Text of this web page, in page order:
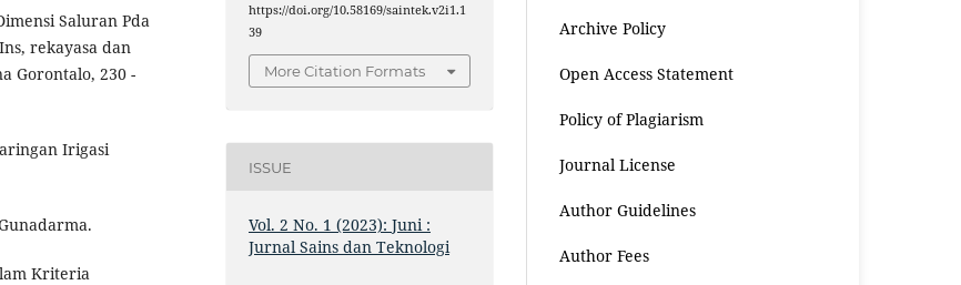
Saluran Pda
rekayasa dan
Gorontalo, 230 -
Irigasi
Kriteria
https://doi.org/10.58169/saintek.v2i1.1
39
More Citation Formats
ISSUE
Vol. 2 No. 1 (2023): Juni :
Jurnal Sains dan Teknologi
Archive Policy
Open Access Statement
Policy of Plagiarism
Journal License
Author Guidelines
Author Fees